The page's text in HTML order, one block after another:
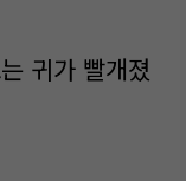
귀가 빨개졌